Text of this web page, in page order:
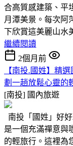
合高質感建築、平
月潭美景。每次阿
下欣賞這美麗山水
繼續閱讀
2個月前
【南投.國姓】精
劃一趟放鬆心靈的
[南投] 國內旅遊
南投「國姓」好
是一個充滿禪意與
的輕旅行。這裡為